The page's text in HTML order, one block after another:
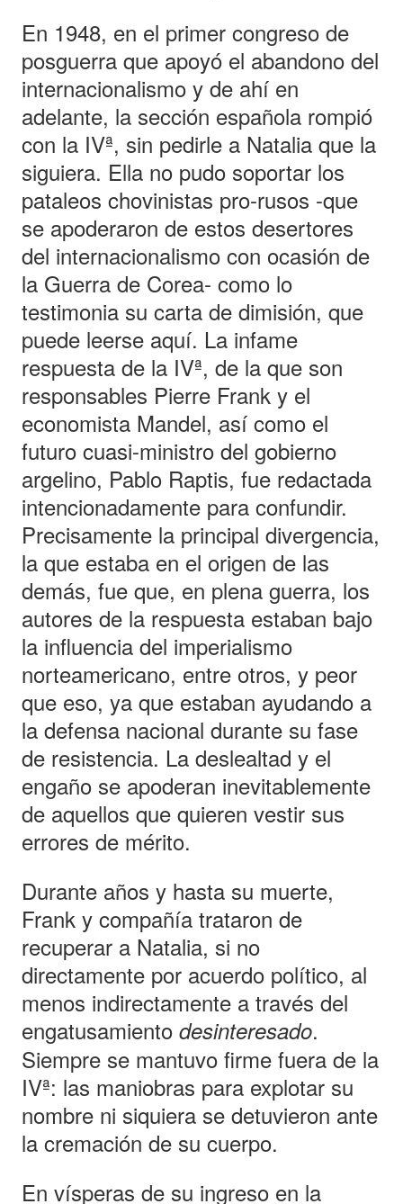
En 1948, en el primer congreso de
posguerra que apoyó el abandono del
internacionalismo y de ahí en
adelante, la sección española rompió
con la IVª, sin pedirle a Natalia que la
siguiera. Ella no pudo soportar los
pataleos chovinistas pro-rusos -que
se apoderaron de estos desertores
del internacionalismo con ocasión de
la Guerra de Corea- como lo
testimonia su carta de dimisión, que
puede leerse aquí. La infame
respuesta de la IVª, de la que son
responsables Pierre Frank y el
economista Mandel, así como el
futuro cuasi-ministro del gobierno
argelino, Pablo Raptis, fue redactada
intencionadamente para confundir.
Precisamente la principal divergencia,
la que estaba en el origen de las
demás, fue que, en plena guerra, los
autores de la respuesta estaban bajo
la influencia del imperialismo
norteamericano, entre otros, y peor
que eso, ya que estaban ayudando a
la defensa nacional durante su fase
de resistencia. La deslealtad y el
engaño se apoderan inevitablemente
de aquellos que quieren vestir sus
errores de mérito.
Durante años y hasta su muerte,
Frank y compañía trataron de
recuperar a Natalia, si no
directamente por acuerdo político, al
menos indirectamente a través del
engatusamiento desinteresado.
Siempre se mantuvo firme fuera de la
IVª: las maniobras para explotar su
nombre ni siquiera se detuvieron ante
la cremación de su cuerpo.
En vísperas de su ingreso en la